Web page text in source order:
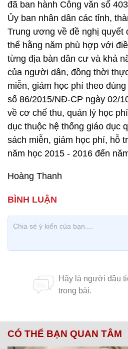
đã ban hành Công văn số
Ủy ban nhân dân các tỉnh,
Trung ương về đề nghị quyết
thể hằng năm phù hợp với
từng địa bàn dân cư và khả
của người dân, đồng thời
miễn, giảm học phí theo
số 86/2015/NĐ-CP ngày 02/
về cơ chế thu, quản lý học
dục thuộc hệ thống giáo dục
sách miễn, giảm học phí, hỗ
năm học 2015 - 2016 đến
Hoàng Thanh
CÓ THỂ BẠN QUAN TÂM